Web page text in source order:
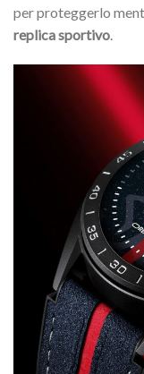
per proteggerlo
replica sportivo.